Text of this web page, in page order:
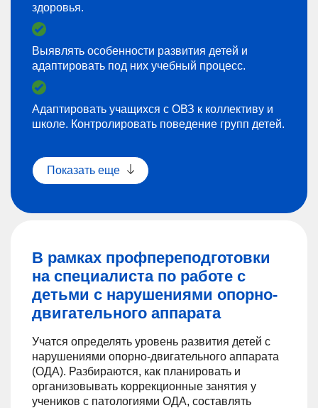
здоровья.
Выявлять особенности развития детей и
адаптировать под них учебный процесс.
Адаптировать учащихся с ОВЗ к коллективу и
школе. Контролировать поведение групп детей.
Показать еще
В рамках профпереподготовки
на специалиста по работе с
детьми с нарушениями опорно-
двигательного аппарата
Учатся определять уровень развития детей с
нарушениями опорно-двигательного аппарата
(ОДА). Разбираются, как планировать и
организовывать коррекционные занятия у
учеников с патологиями ОДА, составлять